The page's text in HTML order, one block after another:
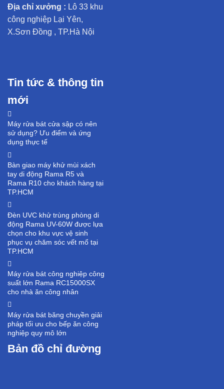
Địa chỉ xưởng : Lô 33 khu
công nghiệp Lại Yên,
X.Sơn Đồng , TP.Hà Nội
Tin tức & thông tin
mới
Máy rửa bát cửa sập có nên
sử dụng? Ưu điểm và ứng
dụng thực tế
Bàn giao máy khử mùi xách
tay di động Rama R5 và
Rama R10 cho khách hàng tại
TP.HCM
Đèn UVC khử trùng phòng di
động Rama UV-60W được lựa
chọn cho khu vực vệ sinh
phục vụ chăm sóc vết mổ tại
TP.HCM
Máy rửa bát công nghiệp công
suất lớn Rama RC15000SX
cho nhà ăn công nhân
Máy rửa bát băng chuyền giải
pháp tối ưu cho bếp ăn công
nghiệp quy mô lớn
Bản đồ chỉ đường